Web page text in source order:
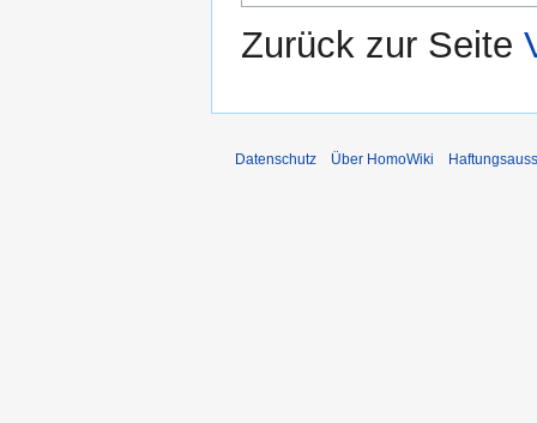
Zurück zur Seite
Datenschutz Über HomoWiki